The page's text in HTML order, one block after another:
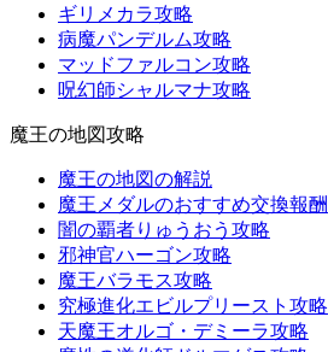
ギリメカラ攻略
病魔パンデルム攻略
マッドファルコン攻略
呪幻師シャルマナ攻略
魔王の地図攻略
魔王の地図の解説
魔王メダルのおすすめ交換報酬
闇の覇者りゅうおう攻略
邪神官ハーゴン攻略
魔王バラモス攻略
究極進化エビルプリースト攻略
天魔王オルゴ・デミーラ攻略